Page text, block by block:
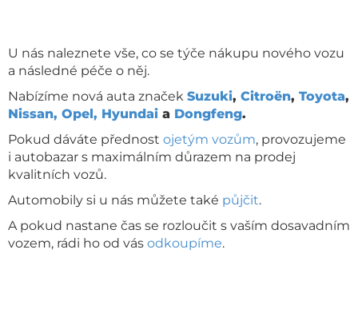
U nás naleznete vše, co se týče nákupu nového vozu
a následné péče o něj.
Nabízíme nová auta značek Suzuki, Citroën, Toyota,
Nissan, Opel, Hyundai a Dongfeng.
Pokud dáváte přednost ojetým vozům, provozujeme
i autobazar s maximálním důrazem na prodej
kvalitních vozů.
Automobily si u nás můžete také půjčit.
A pokud nastane čas se rozloučit s vaším dosavadním
vozem, rádi ho od vás odkoupíme.